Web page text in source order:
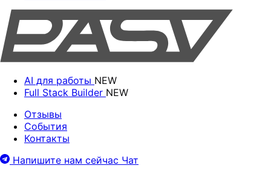
AI для работы NEW
Full Stack Builder NEW
Отзывы
События
Контакты
Напишите нам сейчас Чат